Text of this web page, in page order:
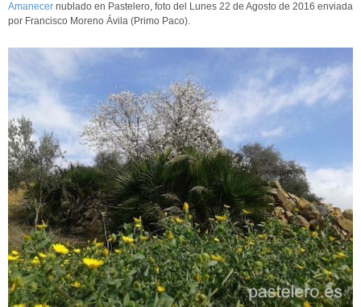
Amanecer nublado en Pastelero, foto del Lunes 22 de Agosto de 2016 enviada
por Francisco Moreno Ávila (Primo Paco).